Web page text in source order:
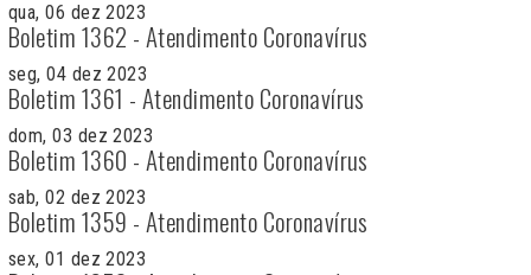
qua, 06 dez 2023
Boletim 1362 - Atendimento Coronavírus
seg, 04 dez 2023
Boletim 1361 - Atendimento Coronavírus
dom, 03 dez 2023
Boletim 1360 - Atendimento Coronavírus
sab, 02 dez 2023
Boletim 1359 - Atendimento Coronavírus
sex, 01 dez 2023